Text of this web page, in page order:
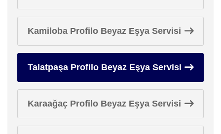
Kamiloba Profilo Beyaz Eşya Servisi
Talatpaşa Profilo Beyaz Eşya Servisi
Karaağaç Profilo Beyaz Eşya Servisi